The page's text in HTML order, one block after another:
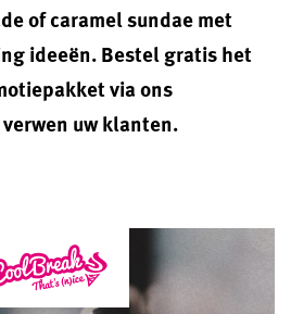
of caramel sundae met
ideeën. Bestel gratis het
via ons
uw klanten.